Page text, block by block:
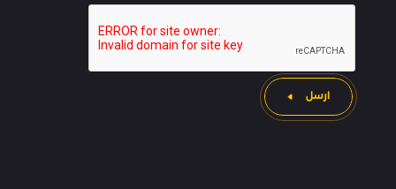
ارسل